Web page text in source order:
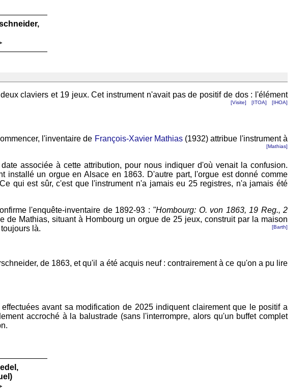
claviers et 19 jeux. Cet instrument n'avait pas de positif de dos : l'élément
[IHOA]
[ITOA]
[Visite]
l'inventaire de François-Xavier Mathias(1932) attribue l'instrument à
[Mathias]
associée à cette attribution, pour nous indiquer d'où venait la confusion.
un orgue en Alsace en 1863. D'autre part, l'orgue est donné comme
qui est sûr, c'est que l'instrument n'a jamais eu 25 registres, n'a jamais été
l'enquête-inventaire de 1892-93 : "Hombourg: O. von 1863, 19 Reg., 2
de Mathias, situant à Hombourg un orgue de 25 jeux, construit par la maison
là.
[Barth]
de 1863, et qu'il a été acquis neuf : contrairement à ce qu'on a pu lire
avant sa modification de 2025 indiquent clairement que le positif a
accroché à la balustrade (sans l'interrompre, alors qu'un buffet complet